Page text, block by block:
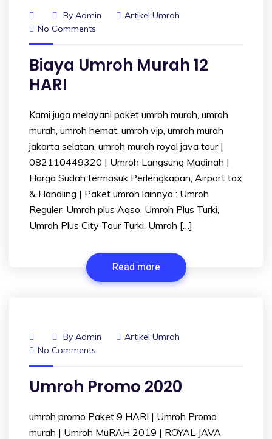
By Admin
Artikel Umroh
No Comments
Biaya Umroh Murah 12
HARI
Kami juga melayani paket umroh murah, umroh
murah, umroh hemat, umroh vip, umroh murah
jakarta selatan, umroh murah royal java tour |
082110449320 | Umroh Langsung Madinah |
Harga Sudah termasuk Perlengkapan, Airport tax
& Handling | Paket umroh lainnya : Umroh
Reguler, Umroh plus Aqso, Umroh Plus Turki,
Umroh Plus City Tour Turki, Umroh […]
Read more
By Admin
Artikel Umroh
No Comments
Umroh Promo 2020
umroh promo Paket 9 HARI | Umroh Promo
murah | Umroh MuRAH 2019 | ROYAL JAVA